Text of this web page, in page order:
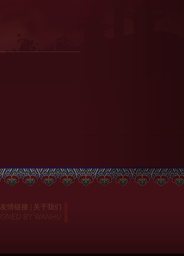
友情链接
关于我们